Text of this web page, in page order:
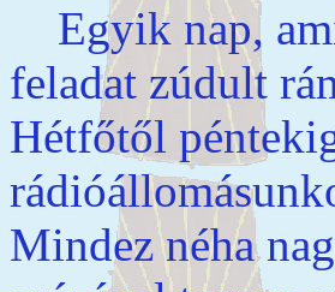
Egyik nap,
feladat zúdult
Hétfőtől
Mindez néha